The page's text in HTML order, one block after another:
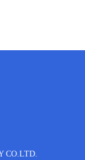
CO.LTD.